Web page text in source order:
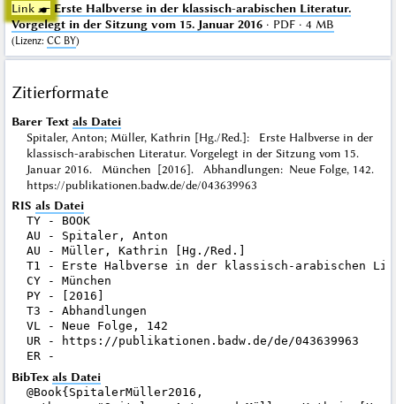
Link ☛ Erste Halbverse in der klassisch-arabischen Literatur.
Vorgelegt in der Sitzung vom 15. Januar 2016· PDF · 4 MB
(Lizenz: CC BY)
Zitierformate
Barer Text als Datei
Spitaler, Anton; Müller, Kathrin [Hg./Red.]: Erste Halbverse in der
klassisch-arabischen Literatur. Vorgelegt in der Sitzung vom 15.
Januar 2016. München [2016]. Abhandlungen: Neue Folge, 142.
https://publikationen.badw.de/de/043639963
RIS als Datei
TY - BOOK
AU - Spitaler, Anton
AU - Müller, Kathrin [Hg./Red.]
T1 - Erste Halbverse in der klassisch-arabischen
CY - München
PY - [2016]
T3 - Abhandlungen
VL - Neue Folge, 142
UR - https://publikationen.badw.de/de/043639963
BibTex als Datei
@Book{SpitalerMüller2016,